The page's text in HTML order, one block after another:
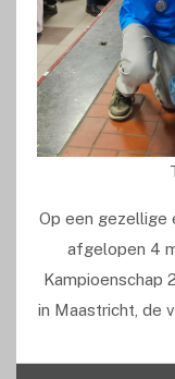
Op een gezellige
afgelopen 4
Kampioenschap
in Maastricht, de